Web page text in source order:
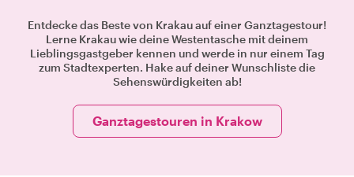
Entdecke das Beste von Krakau auf einer Ganztagestour!
Lerne Krakau wie deine Westentasche mit deinem
Lieblingsgastgeber kennen und werde in nur einem Tag
zum Stadtexperten. Hake auf deiner Wunschliste die
Sehenswürdigkeiten ab!
Ganztagestouren in Krakow